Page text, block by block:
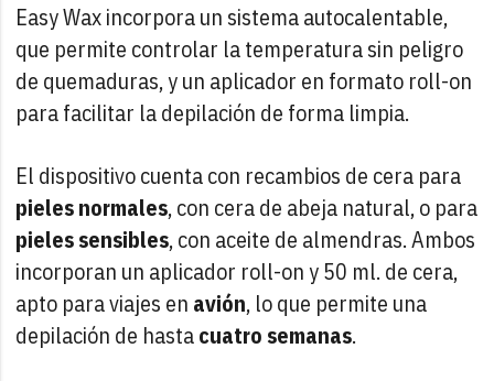
Easy Wax incorpora un sistema autocalentable,
que permite controlar la temperatura sin peligro
de quemaduras, y un aplicador en formato roll-on
para facilitar la depilación de forma limpia.
El dispositivo cuenta con recambios de cera para
pieles normales, con cera de abeja natural, o para
pieles sensibles, con aceite de almendras. Ambos
incorporan un aplicador roll-on y 50 ml. de cera,
apto para viajes en avión, lo que permite una
depilación de hastacuatro semanas.